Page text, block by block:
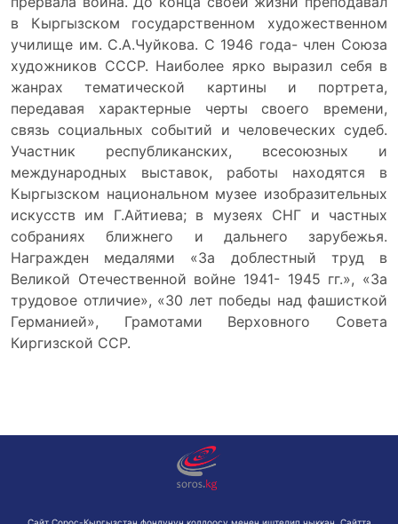
в Кыргызском государственном художественном
училище им. С.А.Чуйкова. С 1946 года- член Союза
художников СССР. Наиболее ярко выразил себя в
жанрах тематической картины и портрета,
передавая характерные черты своего времени,
связь социальных событий и человеческих судеб.
Участник республиканских, всесоюзных и
международных выставок, работы находятся в
Кыргызском национальном музее изобразительных
искусств им Г.Айтиева; в музеях СНГ и частных
собраниях ближнего и дальнего зарубежья.
Награжден медалями «За доблестный труд в
Великой Отечественной войне 1941- 1945 гг.», «За
трудовое отличие», «30 лет победы над фашисткой
Германией», Грамотами Верховного Совета
Киргизской ССР.